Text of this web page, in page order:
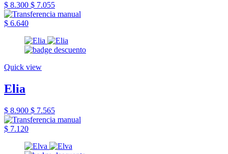
$ 8.300 $ 7.055
$ 6.640
Quick view
Elia
$ 8.900 $ 7.565
$ 7.120